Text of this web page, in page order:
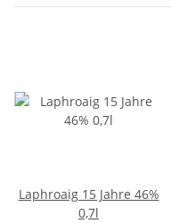
Laphroaig 15 Jahre 46%
0,7l